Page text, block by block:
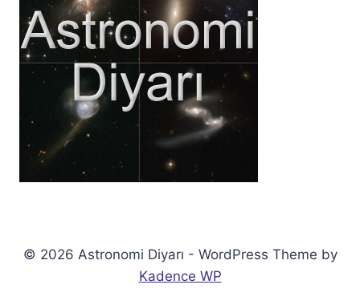
© 2026 Astronomi Diyarı - WordPress Theme by
Kadence WP